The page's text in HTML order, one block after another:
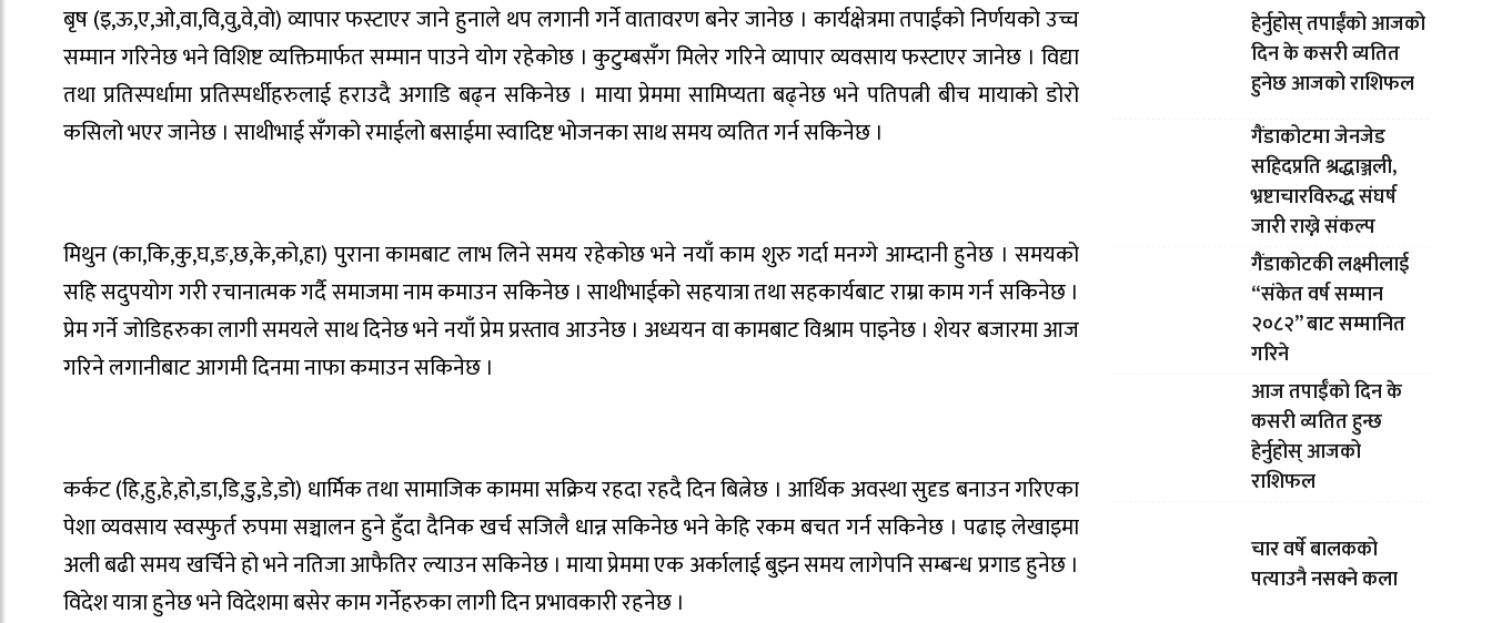
बृष (इ,ऊ,ए,ओ,वा,वि,वु,वे,वो) व्यापार फस्टाएर जाने हुनाले थप लगानी गर्ने वातावरण बनेर जानेछ । कार्यक्षेत्रमा तपाईंको निर्णयको उच्च
सम्मान गरिनेछ भने विशिष्ट व्यक्तिमार्फत सम्मान पाउने योग रहेकोछ । कुटुम्बसँग मिलेर गरिने व्यापार व्यवसाय फस्टाएर जानेछ । विद्या
तथा प्रतिस्पर्धामा प्रतिस्पर्धीहरुलाई हराउदै अगाडि बढ्न सकिनेछ । माया प्रेममा सामिप्यता बढ्नेछ भने पतिपत्नी बीच मायाको डोरो
कसिलो भएर जानेछ । साथीभाई सँगको रमाईलो बसाईमा स्वादिष्ट भोजनका साथ समय व्यतित गर्न सकिनेछ ।
मिथुन (का,कि,कु,घ,ङ,छ,के,को,हा) पुराना कामबाट लाभ लिने समय रहेकोछ भने नयाँ काम शुरु गर्दा मनग्गे आम्दानी हुनेछ । समयको
सहि सदुपयोग गरी रचानात्मक गर्दै समाजमा नाम कमाउन सकिनेछ । साथीभाईको सहयात्रा तथा सहकार्यबाट राम्रा काम गर्न सकिनेछ ।
प्रेम गर्ने जोडिहरुका लागी समयले साथ दिनेछ भने नयाँ प्रेम प्रस्ताव आउनेछ । अध्ययन वा कामबाट विश्राम पाइनेछ । शेयर बजारमा आज
गरिने लगानीबाट आगमी दिनमा नाफा कमाउन सकिनेछ ।
कर्कट (हि,हु,हे,हो,डा,डि,डु,डे,डो) धार्मिक तथा सामाजिक काममा सक्रिय रहदा रहदै दिन बित्नेछ । आर्थिक अवस्था सुदृड बनाउन गरिएका
पेशा व्यवसाय स्वस्फुर्त रुपमा सञ्चालन हुने हुँदा दैनिक खर्च सजिलै धान्न सकिनेछ भने केहि रकम बचत गर्न सकिनेछ । पढाइ लेखाइमा
अली बढी समय खर्चिने हो भने नतिजा आफैतिर ल्याउन सकिनेछ । माया प्रेममा एक अर्कालाई बुझ्न समय लागेपनि सम्बन्ध प्रगाड हुनेछ ।
विदेश यात्रा हुनेछ भने विदेशमा बसेर काम गर्नेहरुका लागी दिन प्रभावकारी रहनेछ ।
हेर्नुहोस् तपाईंको आजको
दिन के कसरी व्यतित
हुनेछ आजको राशिफल
गैंडाकोटमा जेनजेड
सहिदप्रति श्रद्धाञ्जली,
भ्रष्टाचारविरुद्ध संघर्ष
जारी राख्ने संकल्प
गैंडाकोटकी लक्ष्मीलाई
“संकेत वर्ष सम्मान
२०८२” बाट सम्मानित
गरिने
आज तपाईँको दिन के
कसरी व्यतित हुन्छ
हेर्नुहोस् आजको
राशिफल
चार वर्षे बालकको
पत्याउनै नसक्ने कला